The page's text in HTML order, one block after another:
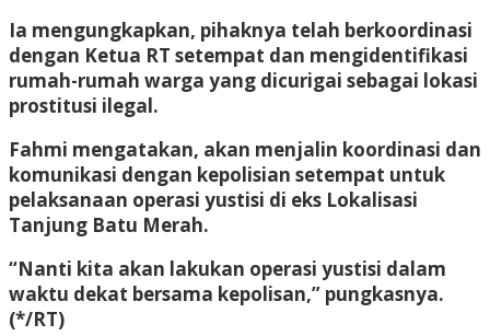
Ia mengungkapkan, pihaknya telah berkoordinasi
dengan Ketua RT setempat dan mengidentifikasi
rumah-rumah warga yang dicurigai sebagai lokasi
prostitusi ilegal.
Fahmi mengatakan, akan menjalin koordinasi dan
komunikasi dengan kepolisian setempat untuk
pelaksanaan operasi yustisi di eks Lokalisasi
Tanjung Batu Merah.
“Nanti kita akan lakukan operasi yustisi dalam
waktu dekat bersama kepolisan,” pungkasnya.
(*/RT)